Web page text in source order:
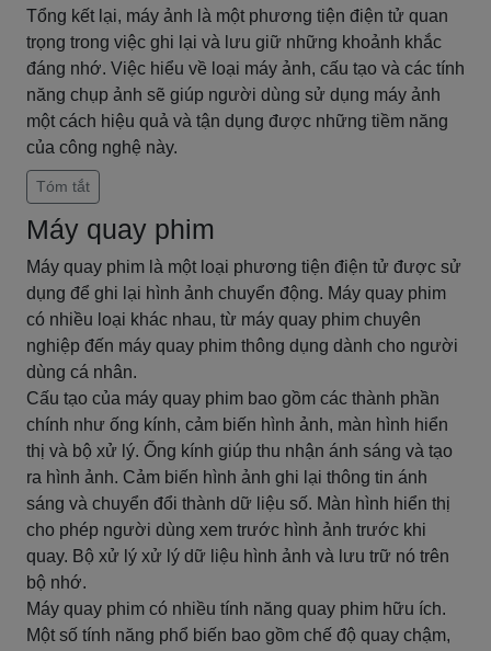
Tổng kết lại, máy ảnh là một phương tiện điện tử quan
trọng trong việc ghi lại và lưu giữ những khoảnh khắc
đáng nhớ. Việc hiểu về loại máy ảnh, cấu tạo và các tính
năng chụp ảnh sẽ giúp người dùng sử dụng máy ảnh
một cách hiệu quả và tận dụng được những tiềm năng
của công nghệ này.
Tóm tắt
Máy quay phim
Máy quay phim là một loại phương tiện điện tử được sử
dụng để ghi lại hình ảnh chuyển động. Máy quay phim
có nhiều loại khác nhau, từ máy quay phim chuyên
nghiệp đến máy quay phim thông dụng dành cho người
dùng cá nhân.
Cấu tạo của máy quay phim bao gồm các thành phần
chính như ống kính, cảm biến hình ảnh, màn hình hiển
thị và bộ xử lý. Ống kính giúp thu nhận ánh sáng và tạo
ra hình ảnh. Cảm biến hình ảnh ghi lại thông tin ánh
sáng và chuyển đổi thành dữ liệu số. Màn hình hiển thị
cho phép người dùng xem trước hình ảnh trước khi
quay. Bộ xử lý xử lý dữ liệu hình ảnh và lưu trữ nó trên
bộ nhớ.
Máy quay phim có nhiều tính năng quay phim hữu ích.
Một số tính năng phổ biến bao gồm chế độ quay chậm,